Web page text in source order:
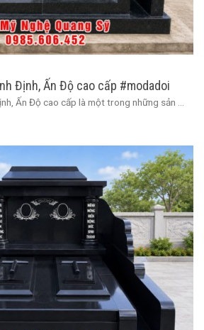
Định, Ấn Độ cao cấp #modadoi
Ấn Độ cao cấp là một trong những sản ...